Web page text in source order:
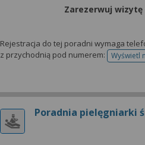
Zarezerwuj
Rejestracja do tej poradni wymaga
z przychodnią pod numerem:
Wyświetl
Poradnia pielęgniarki